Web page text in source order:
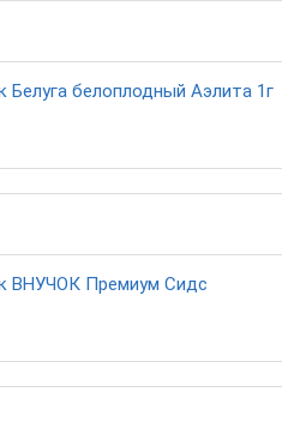
Белуга белоплодный Аэлита 1г
ВНУЧОК Премиум Сидс